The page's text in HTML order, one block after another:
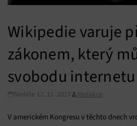
Wikipedie varuje
zákonem, který
svobodu internetu
Neděle 12. 11. 2017 Redakce
V americkém Kongresu v těchto dnech